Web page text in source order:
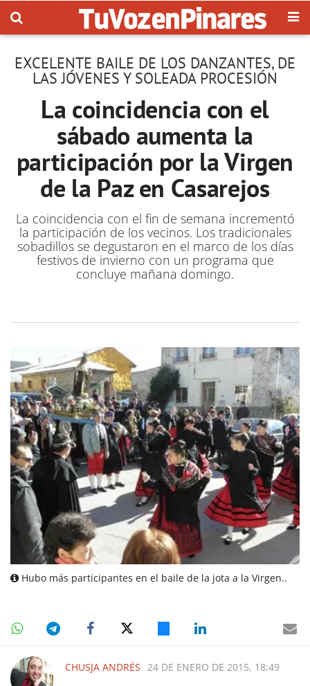
EXCELENTE BAILE DE LOS DANZANTES, DE
LAS JÓVENES Y SOLEADA PROCESIÓN
La coincidencia con el
sábado aumenta la
participación por la Virgen
de la Paz en Casarejos
La coincidencia con el fin de semana incrementó
la participación de los vecinos. Los tradicionales
sobadillos se degustaron en el marco de los días
festivos de invierno con un programa que
concluye mañana domingo.
Hubo más participantes en el baile de la jota a la Virgen..
CHUSJA ANDRÉS 24 DE ENERO DE 2015, 18:49